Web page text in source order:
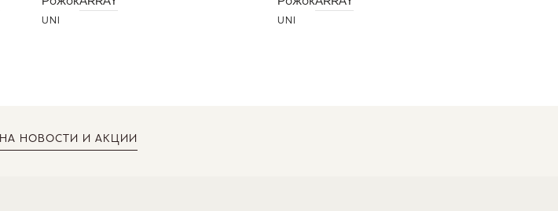
UNI UNI
НА НОВОСТИ И АКЦИИ